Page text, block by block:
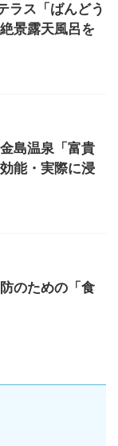
ラス「ばんどう
景露天風呂を
島温泉「富貴
能・実際に浸
のための「食